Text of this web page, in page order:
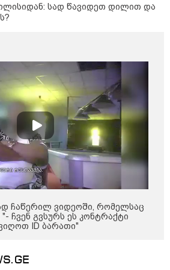
პატიმრობა ემუქრებათ
არასრულწლოვნებს?
რა გახდა “სამგორის” მეტროში
სტუდენტის გარდაცვალების
მიზეზი - ცნობილია ექსპერტიზის
პასუხი
სად წავიდეთ დილით და
ჩაწერილ ვიდეოში, რომელსაც
ჩვენ გვსურს ეს კონტრაქტი
ID ბარათი"